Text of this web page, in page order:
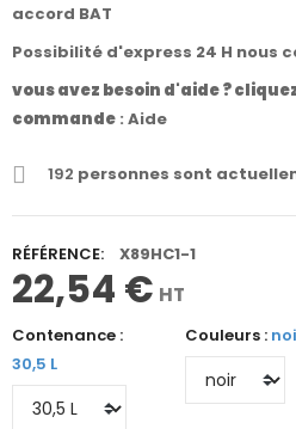
accord BAT
Possibilité d'express 24 H nous
vous avez besoin d'aide ?
commande : Aide
192 personnes sont
RÉFÉRENCE: X89HC1-1
22,54 € HT
Contenance :
30,5 L
Couleurs :